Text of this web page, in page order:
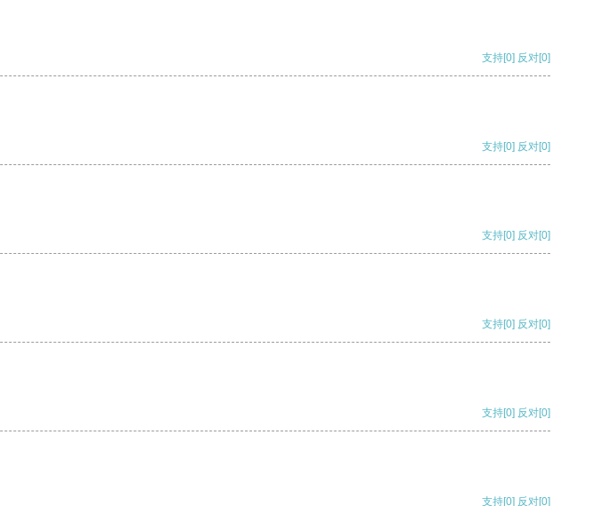
支持[0] 反对[0]
支持[0] 反对[0]
支持[0] 反对[0]
支持[0] 反对[0]
支持[0] 反对[0]
支持[0] 反对[0]